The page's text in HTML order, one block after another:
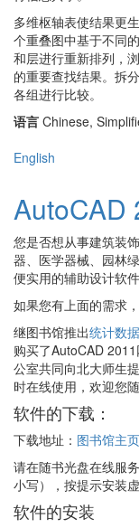
多维枢轴表使结果更
个重叠图中基于不同
和层进行重新排列，
的重要查找结果。拆
各组进行比较。
语言 Chinese,
English
AutoCAD
您是否想从事建筑装
器、医学器械、园林
便实用的辅助设计软
如果您有上面的需求
继图书馆推出统计数
购买了AutoCAD
公室共同向北大师生
时在线使用，欢迎您
软件的下载：
下载地址： 图书馆主
请在随书光盘在线服
小写），按提示安装
软件的安装